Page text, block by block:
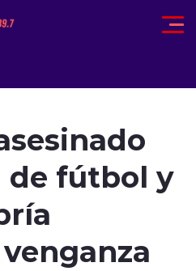
al contenido
INTERNACIONAL
de fútbol y